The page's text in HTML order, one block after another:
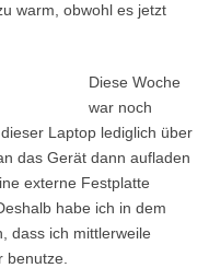
warm, obwohl es jetzt
Diese Woche
war noch
Laptop lediglich über
das Gerät dann aufladen
externe Festplatte
habe ich in dem
dass ich mittlerweile